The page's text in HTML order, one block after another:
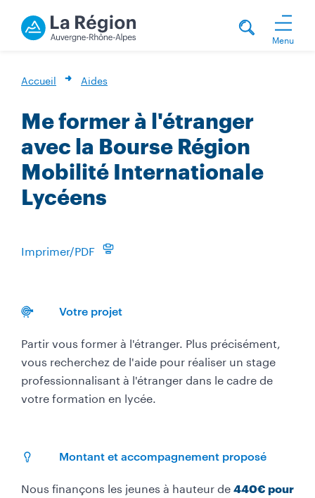
Menu
Accueil Aides
Me former à l'étranger
avec la Bourse Région
Mobilité Internationale
Lycéens
Imprimer/PDF
Votre projet
Partir vous former à l'étranger. Plus précisément,
vous recherchez de l'aide pour réaliser un stage
professionnalisant à l'étranger dans le cadre de
votre formation en lycée.
Montant et accompagnement proposé
Nous finançons les jeunes à hauteur de 440€ pour